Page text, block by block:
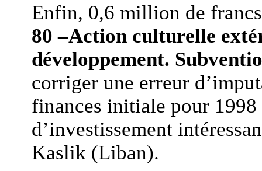
Enfin, 0,6 million de
80 –Action culturelle
développement.
corriger une erreur
finances initiale pour
d’investissement
Kaslik (Liban).